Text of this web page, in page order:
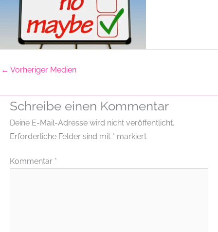
← Vorheriger Medien
Schreibe einen Kommentar
Deine E-Mail-Adresse wird nicht veröffentlicht.
Erforderliche Felder sind mit * markiert
Kommentar *